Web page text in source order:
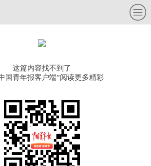
这篇内容找不到了
国青年报客户端”阅读更多精彩